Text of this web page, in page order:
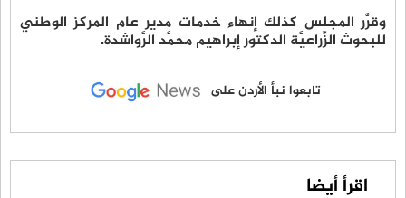
وقرَّر المجلس كذلك إنهاء خدمات مدير عام المركز الوطني
للبحوث الزِّراعيَّة الدكتور إبراهيم محمَّد الرَّواشدة.
تابعوا نبأ الأردن على
اقرأ أيضا